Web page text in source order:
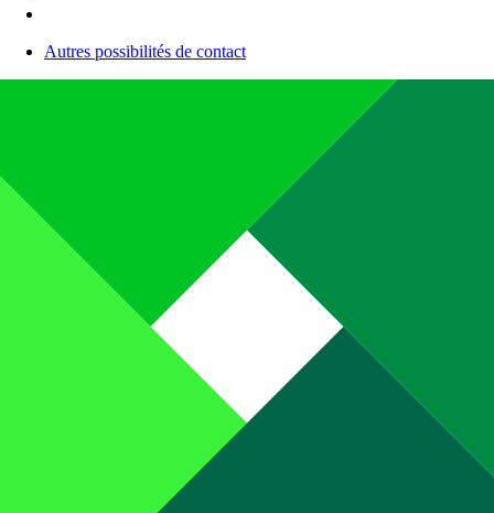
Autres possibilités de contact